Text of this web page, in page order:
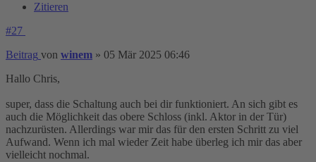
Zitieren
#27
Beitrag von winem » 05 Mär 2025 06:46
Hallo Chris,
super, dass die Schaltung auch bei dir funktioniert. An sich gibt es
auch die Möglichkeit das obere Schloss (inkl. Aktor in der Tür)
nachzurüsten. Allerdings war mir das für den ersten Schritt zu viel
Aufwand. Wenn ich mal wieder Zeit habe überleg ich mir das aber
vielleicht nochmal.